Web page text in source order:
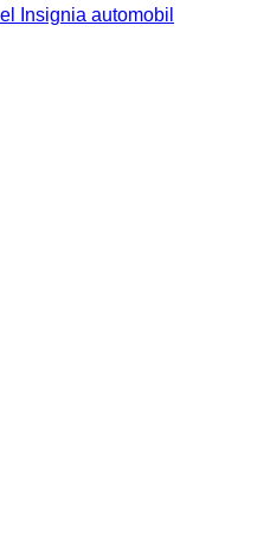
Insignia automobil